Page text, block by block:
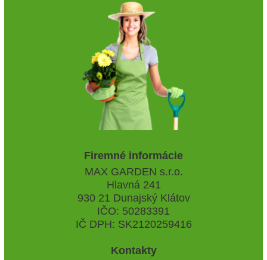
Firemné informácie
MAX GARDEN s.r.o.
Hlavná 241
930 21 Dunajský Klátov
IČO: 50283391
IČ DPH: SK2120259416
Kontakty